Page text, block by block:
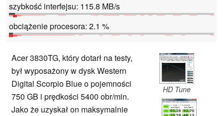
szybkość interfejsu: 115.8 MB/s
obciążenie procesora: 2.1 %
HD Tune
Acer 3830TG, który dotarł na testy,
był wyposażony w dysk Western
Digital Scorpio Blue o pojemności
750 GB i prędkości 5400 obr/min.
Jako że uzyskał on maksymalnie